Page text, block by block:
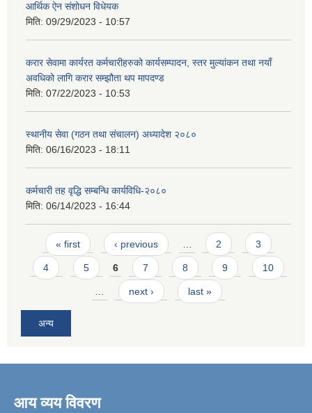
आर्थिक ऐन संशोधन विधेयक
मिति: 09/29/2023 - 10:57
करार सेवामा कार्यरत कर्मचारीहरुको कार्यसम्पादन, स्तर मुल्यांकन तथा नयाँ
अवधिको लागि करार सम्झौता थप मापदण्ड
मिति: 07/22/2023 - 10:53
स्थानीय सेवा (गठन तथा संचालन) अध्यादेश २०८०
मिति: 06/16/2023 - 18:11
कर्मचारी तह वृद्धि सम्बन्धि कार्यविधि-२०८०
मिति: 06/14/2023 - 16:44
Pages
« first ‹ previous 2 3
4 5 6 7 8 9 10
next › last »
अन्य
आय व्यय विवरण